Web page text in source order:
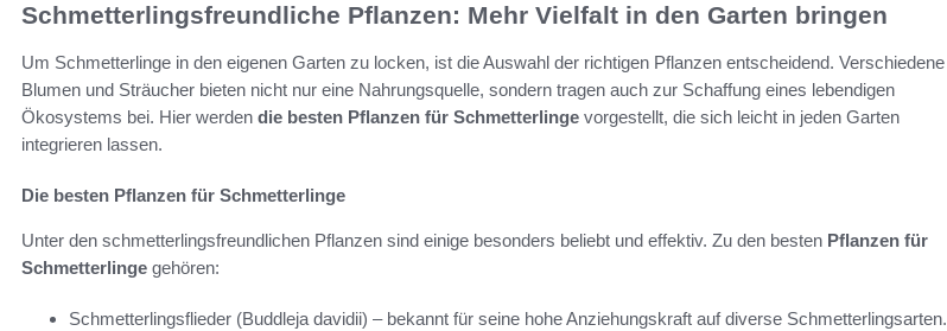
Schmetterlingsfreundliche Pflanzen: Mehr Vielfalt in den Garten bringen
Um Schmetterlinge in den eigenen Garten zu locken, ist die Auswahl der richtigen Pflanzen entscheidend. Verschiedene
Blumen und Sträucher bieten nicht nur eine Nahrungsquelle, sondern tragen auch zur Schaffung eines lebendigen
Ökosystems bei. Hier werden die besten Pflanzen für Schmetterlinge vorgestellt, die sich leicht in jeden Garten
integrieren lassen.
Die besten Pflanzen für Schmetterlinge
Unter den schmetterlingsfreundlichen Pflanzen sind einige besonders beliebt und effektiv. Zu den besten Pflanzen für
Schmetterlinge gehören:
Schmetterlingsflieder (Buddleja davidii) – bekannt für seine hohe Anziehungskraft auf diverse Schmetterlingsarten.